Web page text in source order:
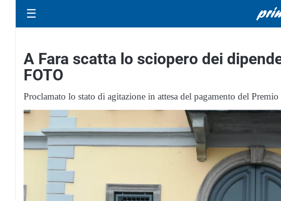
☰
A Fara scatta lo sciopero dei
FOTO
Proclamato lo stato di agitazione in attesa del pagamento del